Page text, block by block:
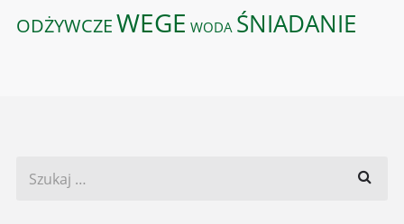
ODŻYWCZEWEGE WODA ŚNIADANIE